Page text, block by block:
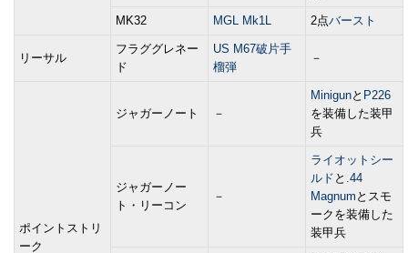
MK32 MGL Mk1L 2点バースト
リーサル
フラググレネー
ド
US M67破片手
榴弾
－
ポイントストリ
ーク
ジャガーノート －
Minigunと P226
を装備した装甲
兵
ジャガーノー
ト・リーコン
－
ライオットシー
ルド と .44
Magnum とスモ
ークを装備した
装甲兵